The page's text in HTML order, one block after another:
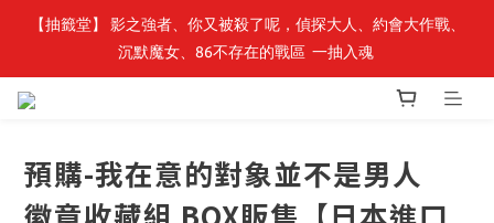
最新開賣🔥「全知讀者視角」 周邊商品
【抽籤堂】 影之強者、你又被殺了呢，偵探大人、約會大作戰、
沉默魔女、86不存在的戰區  一抽入魂
預購-我在意的對象並不是男人